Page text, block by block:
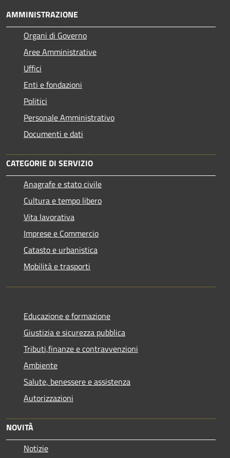
AMMINISTRAZIONE
Organi di Governo
Aree Amministrative
Uffici
Enti e fondazioni
Politici
Personale Amministrativo
Documenti e dati
CATEGORIE DI SERVIZIO
Anagrafe e stato civile
Cultura e tempo libero
Vita lavorativa
Imprese e Commercio
Catasto e urbanistica
Mobilità e trasporti
Educazione e formazione
Giustizia e sicurezza pubblica
Tributi,finanze e contravvenzioni
Ambiente
Salute, benessere e assistenza
Autorizzazioni
NOVITÀ
Notizie